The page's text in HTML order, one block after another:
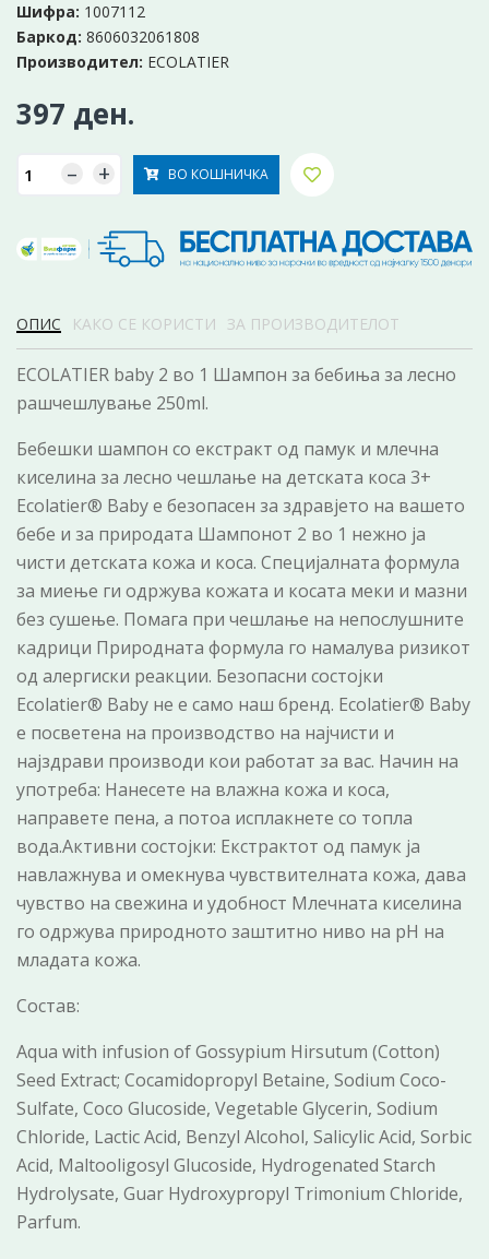
Шифра: 1007112
Баркод: 8606032061808
Производител: ECOLATIER
397 ден.
– + ВО КОШНИЧКА
ОПИС КАКО СЕ КОРИСТИ ЗА ПРОИЗВОДИТЕЛОТ
ECOLATIER baby 2 во 1 Шампон за бебиња за лесно
рашчешлување 250ml.
Бебешки шампон со екстракт од памук и млечна
киселина за лесно чешлање на детската коса 3+
Ecolatier® Baby е безопасен за здравјето на вашето
бебе и за природата Шампонот 2 во 1 нежно ја
чисти детската кожа и коса. Специјалната формула
за миење ги одржува кожата и косата меки и мазни
без сушење. Помага при чешлање на непослушните
кадрици Природната формула го намалува ризикот
од алергиски реакции. Безопасни состојки
Ecolatier® Baby не е само наш бренд. Ecolatier® Baby
е посветена на производство на најчисти и
најздрави производи кои работат за вас. Начин на
употреба: Нанесете на влажна кожа и коса,
направете пена, а потоа исплакнете со топла
вода.Активни состојки: Екстрактот од памук ја
навлажнува и омекнува чувствителната кожа, дава
чувство на свежина и удобност Млечната киселина
го одржува природното заштитно ниво на pH на
младата кожа.
Состав:
Aqua with infusion of Gossypium Hirsutum (Cotton)
Seed Extract; Cocamidopropyl Betaine, Sodium Coco-
Sulfate, Coco Glucoside, Vegetable Glycerin, Sodium
Chloride, Lactic Acid, Benzyl Alcohol, Salicylic Acid, Sorbic
Acid, Maltooligosyl Glucoside, Hydrogenated Starch
Hydrolysate, Guar Hydroxypropyl Trimonium Chloride,
Parfum.